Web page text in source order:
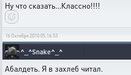
Ну что сказать...Классно!!!!
16 Октября 2010 05:16:53
^_^Snake^_^
Абалдеть. Я в захлеб читал.